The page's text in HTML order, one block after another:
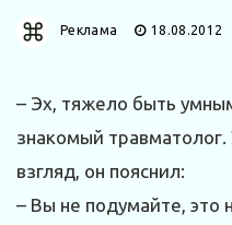
Реклама 18.08.2012
– Эх, тяжело быть
знакомый
взгляд, он пояснил:
– Вы не подумайте, это